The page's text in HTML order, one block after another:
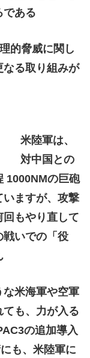
である
的脅威に関し
る取り組みが
米陸軍は、
対中国との
1000NMの巨砲
ますが、攻撃
もやり直して
戦いでの「役
な米海軍や空軍
も、力が入る
の追加導入
も、米陸軍に